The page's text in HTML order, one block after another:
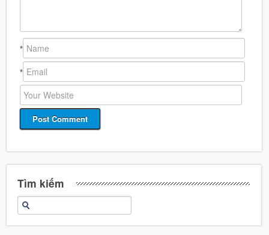
*
*
Tìm kiếm